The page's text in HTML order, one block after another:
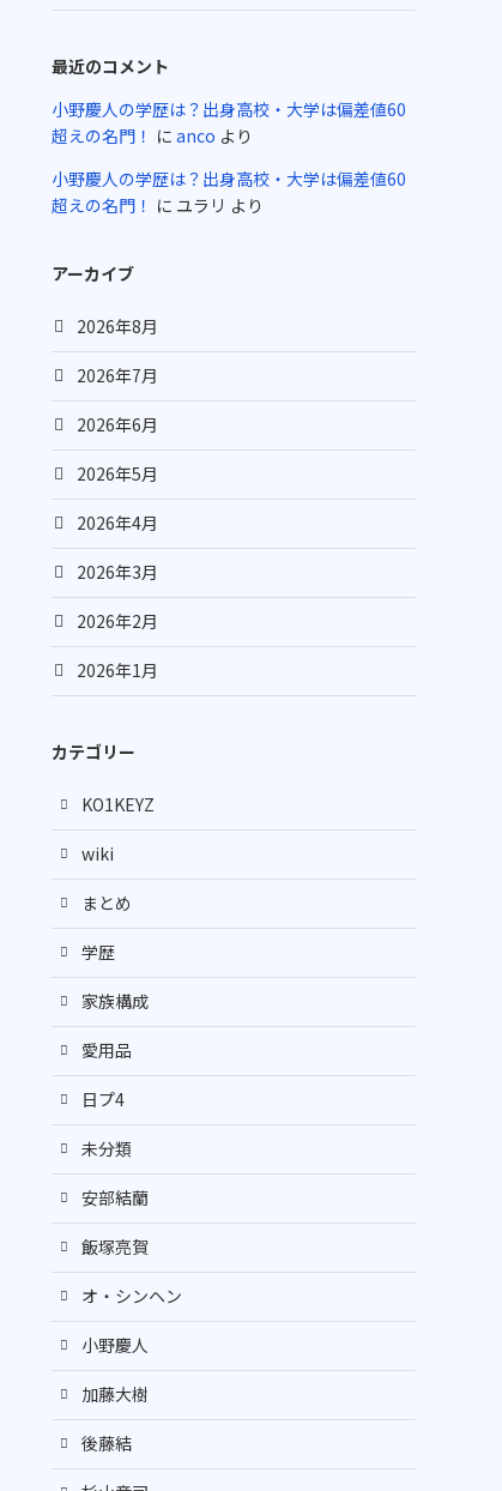
最近のコメント
小野慶人の学歴は？出身高校・大学は偏差値60
超えの名門！ に anco より
小野慶人の学歴は？出身高校・大学は偏差値60
超えの名門！ に ユラリ より
アーカイブ
2026年8月
2026年7月
2026年6月
2026年5月
2026年4月
2026年3月
2026年2月
2026年1月
カテゴリー
KO1KEYZ
wiki
まとめ
学歴
家族構成
愛用品
日プ4
未分類
安部結蘭
飯塚亮賀
オ・シンヘン
小野慶人
加藤大樹
後藤結